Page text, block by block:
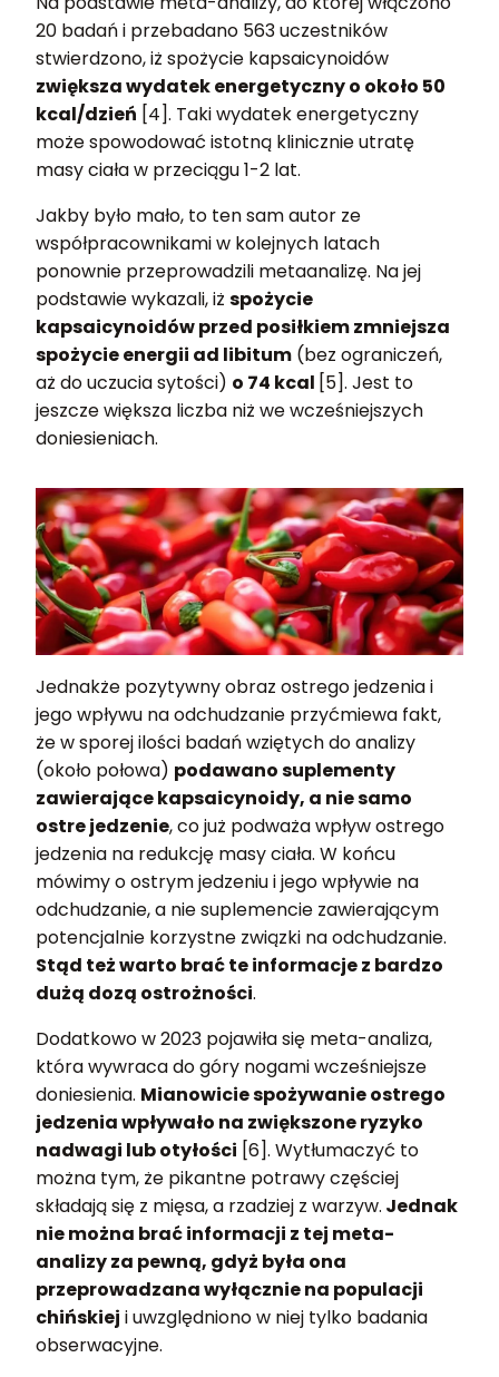
20 badań i przebadano 563 uczestników
stwierdzono, iż spożycie kapsaicynoidów
zwiększa wydatek energetyczny o około 50
kcal/dzień [4]. Taki wydatek energetyczny
może spowodować istotną klinicznie utratę
masy ciała w przeciągu 1-2 lat.
Jakby było mało, to ten sam autor ze
współpracownikami w kolejnych latach
ponownie przeprowadzili metaanalizę. Na jej
podstawie wykazali, iż spożycie
kapsaicynoidów przed posiłkiem zmniejsza
spożycie energii ad libitum (bez ograniczeń,
aż do uczucia sytości) o 74 kcal [5]. Jest to
jeszcze większa liczba niż we wcześniejszych
doniesieniach.
Jednakże pozytywny obraz ostrego jedzenia i
jego wpływu na odchudzanie przyćmiewa fakt,
że w sporej ilości badań wziętych do analizy
(około połowa) podawano suplementy
zawierające kapsaicynoidy, a nie samo
ostre jedzenie, co już podważa wpływ ostrego
jedzenia na redukcję masy ciała. W końcu
mówimy o ostrym jedzeniu i jego wpływie na
odchudzanie, a nie suplemencie zawierającym
potencjalnie korzystne związki na odchudzanie.
Stąd też warto brać te informacje z bardzo
dużą dozą ostrożności.
Dodatkowo w 2023 pojawiła się meta-analiza,
która wywraca do góry nogami wcześniejsze
doniesienia. Mianowicie spożywanie ostrego
jedzenia wpływało na zwiększone ryzyko
nadwagi lub otyłości [6]. Wytłumaczyć to
można tym, że pikantne potrawy częściej
składają się z mięsa, a rzadziej z warzyw. Jednak
nie można brać informacji z tej meta-
analizy za pewną, gdyż była ona
przeprowadzana wyłącznie na populacji
chińskiej i uwzględniono w niej tylko badania
obserwacyjne.